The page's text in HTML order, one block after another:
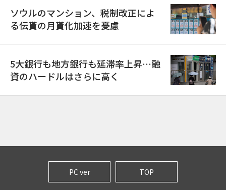
ソウルのマンション、税制改正によ
る伝貰の月貰化加速を憂慮
5大銀行も地方銀行も延滞率上昇…融
資のハードルはさらに高く
PC ver TOP